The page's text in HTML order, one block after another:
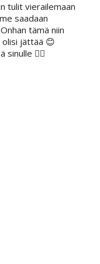
tulit vierailemaan
saadaan
tämä niin
jättää 😊
sinulle 🙋‍♀️